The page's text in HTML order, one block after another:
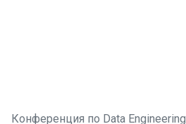
Конференция по Data Engineering